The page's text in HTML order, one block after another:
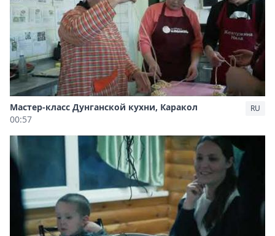
Мастер-класс Дунганской кухни, Каракол
00:57
RU